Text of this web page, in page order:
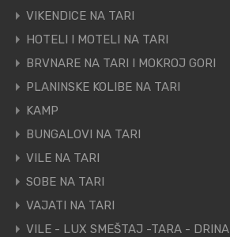
VIKENDICE NA TARI
HOTELI I MOTELI NA TARI
BRVNARE NA TARI I MOKROJ GORI
PLANINSKE KOLIBE NA TARI
KAMP
BUNGALOVI NA TARI
VILE NA TARI
SOBE NA TARI
VAJATI NA TARI
VILE - LUX SMEŠTAJ -TARA - DRINA